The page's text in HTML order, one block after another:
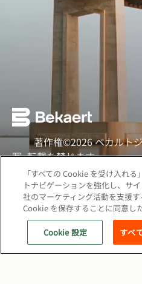
著作権©2026 ベカルトジ
写·転載を禁じます
ソーシャル
クッキーポリシー
ウェブプライバシーポリシー
関連サイト
「すべての Cookie を受け入れ
トナビゲーションを強化し、サ
社のマーケティング活動を支援
Cookie を保存することに同意し
Cookie 設定 すべ